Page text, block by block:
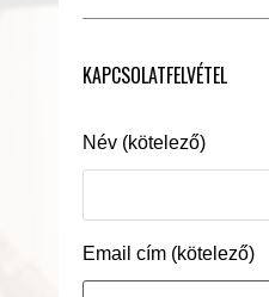
KAPCSOLATFELVÉTEL
Név (kötelező)
Email cím (kötelező)